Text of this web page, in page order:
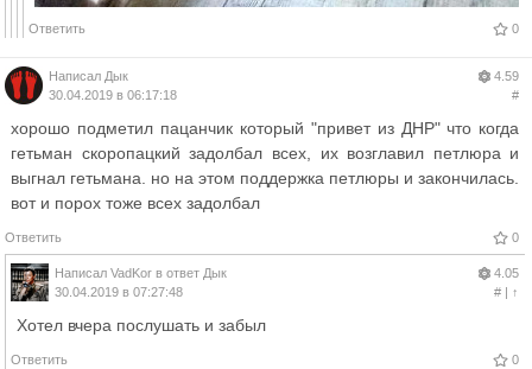
Ответить 0
Написал Дык
30.04.2019 в 06:17:18
4.59
#
хорошо подметил пацанчик который "привет из ДНР" что когда
гетьман скоропацкий задолбал всех, их возглавил петлюра и
выгнал гетьмана. но на этом поддержка петлюры и закончилась.
вот и порох тоже всех задолбал
Ответить 0
Написал VadKor в ответ Дык
30.04.2019 в 07:27:48
4.05
#| ↑
Хотел вчера послушать и забыл
Ответить 0